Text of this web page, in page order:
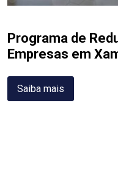
Programa de
Empresas em
Saiba mais